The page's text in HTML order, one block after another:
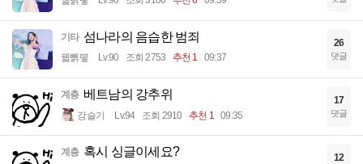
기타 섬나라의 음습한 범죄
꿻뻵뗗 Lv.90 조회 2753 추천 1 09:37
26
댓글
계층 베트남의 강추위
강슬기 Lv.94 조회 2910 추천 1 09:35
17
댓글
계층 혹시 싱글이세요? 12